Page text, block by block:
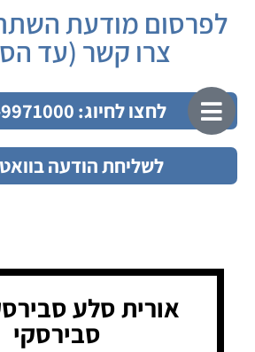
לפרסום מודעת
צרו קשר (עד
לחצו לחיוג: 077-9971000
לשליחת הודעה
אורית סלע
סבירסקי